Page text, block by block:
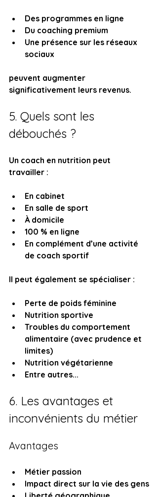
Des programmes en ligne
Du coaching premium
Une présence sur les réseaux
sociaux
peuvent augmenter
significativement leurs revenus.
5. Quels sont les
débouchés ?
Un coach en nutrition peut
travailler :
En cabinet
En salle de sport
À domicile
100 % en ligne
En complément d’une activité
de coach sportif
Il peut également se spécialiser :
Perte de poids féminine
Nutrition sportive
Troubles du comportement
alimentaire (avec prudence et
limites)
Nutrition végétarienne
Entre autres...
6. Les avantages et
inconvénients du métier
Avantages
Métier passion
Impact direct sur la vie des gens